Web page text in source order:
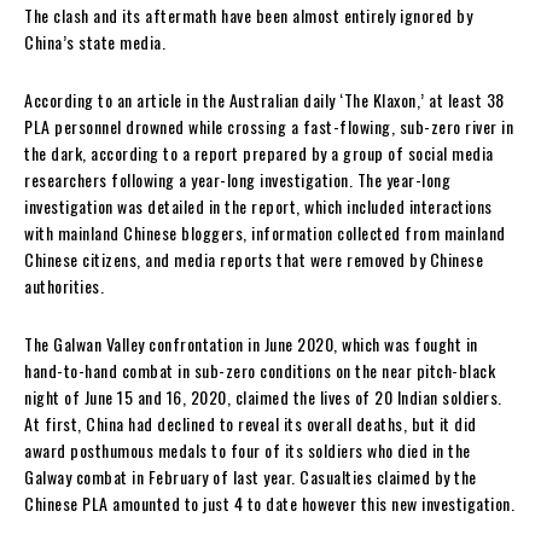
The clash and its aftermath have been almost entirely ignored by
China’s state media.
According to an article in the Australian daily ‘The Klaxon,’ at least 38
PLA personnel drowned while crossing a fast-flowing, sub-zero river in
the dark, according to a report prepared by a group of social media
researchers following a year-long investigation. The year-long
investigation was detailed in the report, which included interactions
with mainland Chinese bloggers, information collected from mainland
Chinese citizens, and media reports that were removed by Chinese
authorities.
The Galwan Valley confrontation in June 2020, which was fought in
hand-to-hand combat in sub-zero conditions on the near pitch-black
night of June 15 and 16, 2020, claimed the lives of 20 Indian soldiers.
At first, China had declined to reveal its overall deaths, but it did
award posthumous medals to four of its soldiers who died in the
Galway combat in February of last year. Casualties claimed by the
Chinese PLA amounted to just 4 to date however this new investigation.